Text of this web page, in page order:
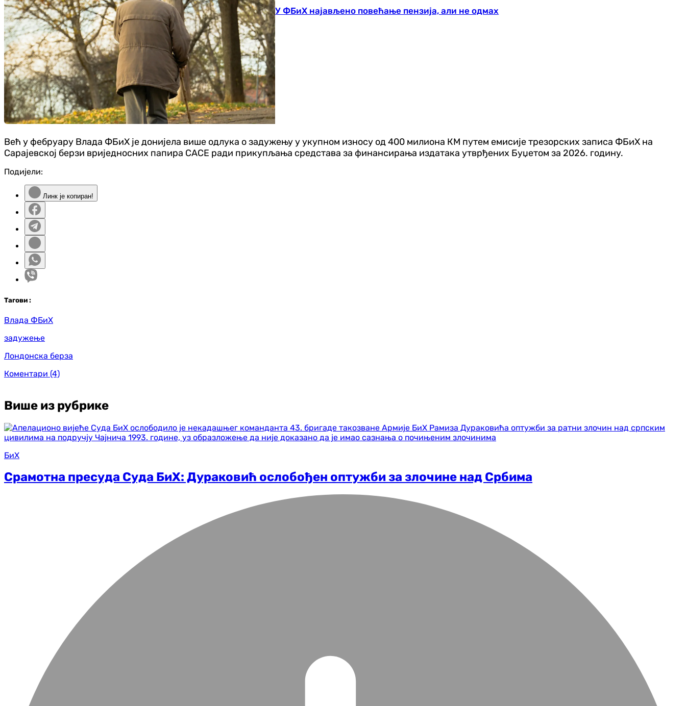
У ФБиХ најављено повећање пензија, али не одмах
Већ у фебруару Влада ФБиХ је донијела више одлука о задужењу у укупном износу од 400 милиона КМ путем емисије трезорских записа ФБиХ на
Сарајевској берзи вриједносних папира САСЕ ради прикупљања средстава за финансирања издатака утврђених Буџетом за 2026. годину.
Подијели:
Линк је копиран!
Тагови :
Влада ФБиХ
задужење
Лондонска берза
Коментари (4)
Више из рубрике
БиХ
Срамотна пресуда Суда БиХ: Дураковић ослобођен оптужби за злочине над Србима